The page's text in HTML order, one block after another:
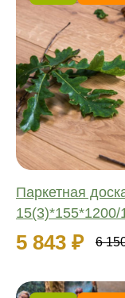
Паркетная
5 843 ₽ 6
Фаска:
Соединение:
Обработка:
Длина:
Ширина:
Толщина: